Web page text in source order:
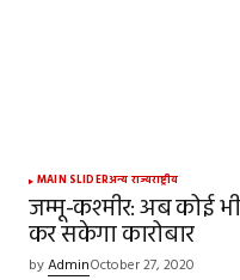
MAIN SLIDERअन्य राज्यराष्ट्रीय
जम्मू-कश्मीर: अब कोई
कर सकेगा कारोबार
byAdminOctober 27, 2020